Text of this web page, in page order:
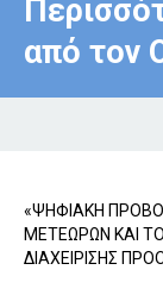
από τον
«ΨΗΦΙΑΚΗ
ΜΕΤΕΩΡΩΝ ΚΑΙ
ΔΙΑΧΕΙΡΙΣΗΣ